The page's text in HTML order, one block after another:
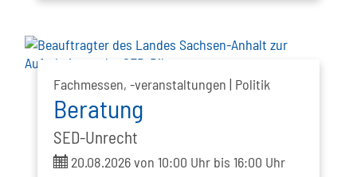
Fachmessen, -veranstaltungen | Politik
Beratung
SED-Unrecht
ticket
20.08.2026 von 10:00 Uhr bis 16:00 Uhr